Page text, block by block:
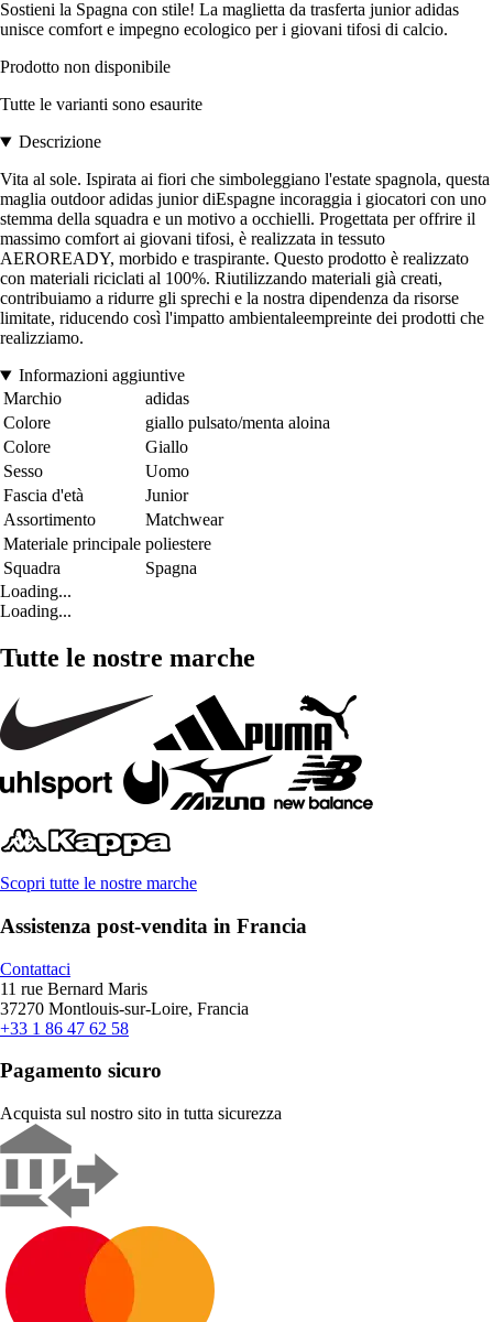
Sostieni la Spagna con stile! La maglietta da trasferta junior adidas
unisce comfort e impegno ecologico per i giovani tifosi di calcio.
Prodotto non disponibile
Tutte le varianti sono esaurite
Descrizione
Vita al sole. Ispirata ai fiori che simboleggiano l'estate spagnola, questa
maglia outdoor adidas junior diEspagne incoraggia i giocatori con uno
stemma della squadra e un motivo a occhielli. Progettata per offrire il
massimo comfort ai giovani tifosi, è realizzata in tessuto
AEROREADY, morbido e traspirante. Questo prodotto è realizzato
con materiali riciclati al 100%. Riutilizzando materiali già creati,
contribuiamo a ridurre gli sprechi e la nostra dipendenza da risorse
limitate, riducendo così l'impatto ambientaleempreinte dei prodotti che
realizziamo.
Informazioni aggiuntive
Marchio
adidas
Colore
giallo pulsato/menta aloina
Colore
Giallo
Sesso
Uomo
Fascia d'età
Junior
Assortimento
Matchwear
Materiale principale poliestere
Squadra
Spagna
Loading...
Loading...
Tutte le nostre marche
Scopri tutte le nostre marche
Assistenza post-vendita in Francia
Contattaci
11 rue Bernard Maris
37270 Montlouis-sur-Loire, Francia
+33 1 86 47 62 58
Pagamento sicuro
Acquista sul nostro sito in tutta sicurezza